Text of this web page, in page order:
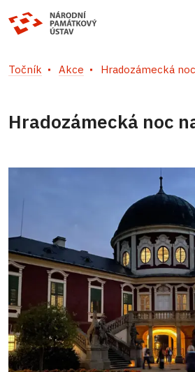
Točník Akce Hradozámecká
Hradozámecká noc